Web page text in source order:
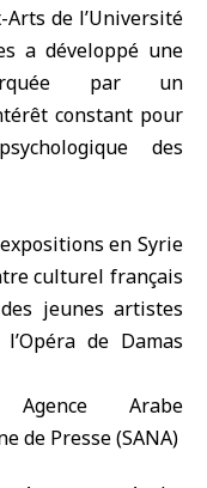
Arts de l’Université
a développé une
par un
constant pour
des
en Syrie
culturel français
jeunes artistes
de Damas